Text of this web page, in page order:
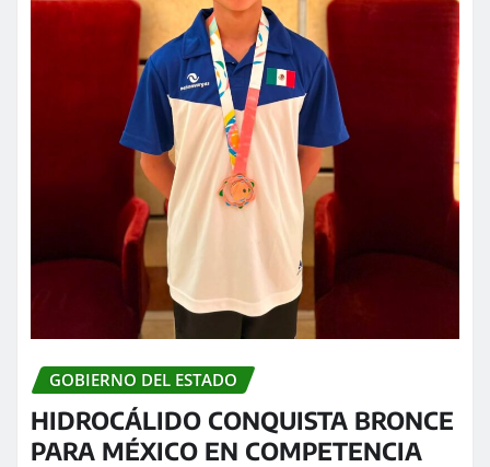
GOBIERNO DEL ESTADO
HIDROCÁLIDO CONQUISTA BRONCE
PARA MÉXICO EN COMPETENCIA